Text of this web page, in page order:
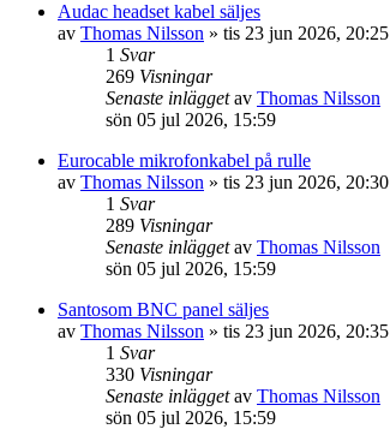
Audac headset kabel säljes
av Thomas Nilsson » tis 23 jun 2026, 20:25
1 Svar
269 Visningar
Senaste inläggetav Thomas Nilsson
sön 05 jul 2026, 15:59
Eurocable mikrofonkabel på rulle
av Thomas Nilsson » tis 23 jun 2026, 20:30
1 Svar
289 Visningar
Senaste inläggetav Thomas Nilsson
sön 05 jul 2026, 15:59
Santosom BNC panel säljes
av Thomas Nilsson » tis 23 jun 2026, 20:35
1 Svar
330 Visningar
Senaste inläggetav Thomas Nilsson
sön 05 jul 2026, 15:59